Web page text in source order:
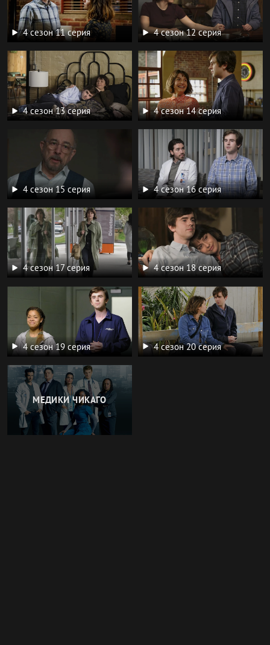
4 сезон 11 серия 4 сезон 12 серия
4 сезон 13 серия 4 сезон 14 серия
4 сезон 15 серия 4 сезон 16 серия
4 сезон 17 серия 4 сезон 18 серия
4 сезон 19 серия 4 сезон 20 серия
МЕДИКИ ЧИКАГО